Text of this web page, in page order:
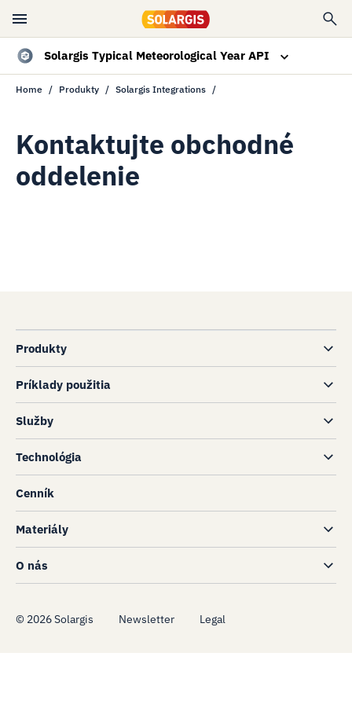
Solargis Typical Meteorological Year API
Prehľad
Špecifikácie
Zdroje
Home Produkty Solargis Integrations
Kontaktujte obchodné
oddelenie
Produkty
Príklady použitia
Služby
Technológia
Cenník
Materiály
O nás
© 2026Solargis Newsletter Legal